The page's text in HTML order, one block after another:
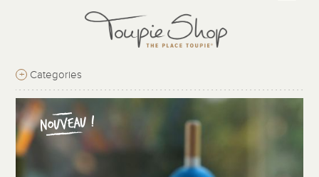
+ Categories